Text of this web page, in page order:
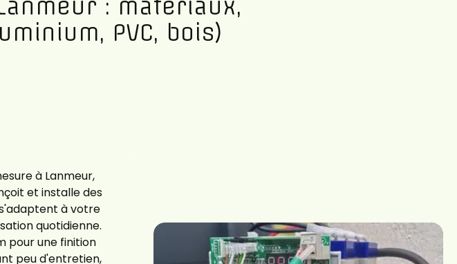
: matériaux,
PVC, bois)
à Lanmeur,
et installe des
à votre
quotidienne.
pour une finition
peu d'entretien,